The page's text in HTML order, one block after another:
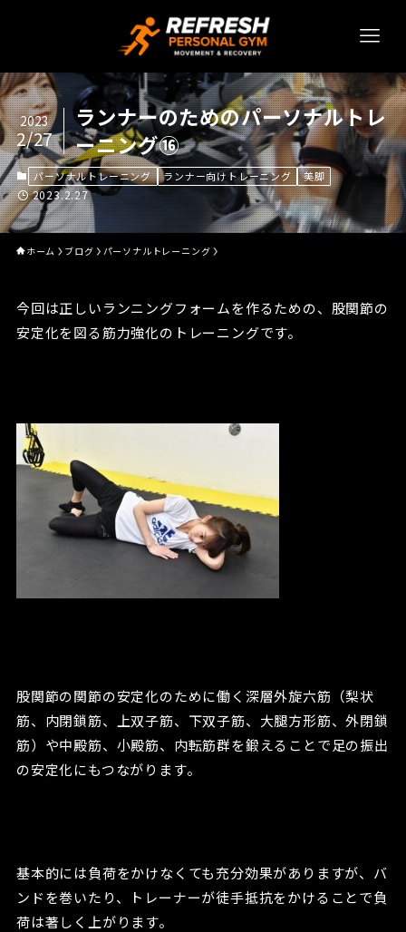
ランナーのためのパーソナルトレ
ーニング⑯
2023
2/27
パーソナルトレーニング ランナー向けトレーニング 美脚
2023.2.27
ホーム ブログ パーソナルトレーニング
今回は正しいランニングフォームを作るための、股関節の
安定化を図る筋力強化のトレーニングです。
股関節の関節の安定化のために働く深層外旋六筋（梨状
筋、内閉鎖筋、上双子筋、下双子筋、大腿方形筋、外閉鎖
筋）や中殿筋、小殿筋、内転筋群を鍛えることで足の振出
の安定化にもつながります。
基本的には負荷をかけなくても充分効果がありますが、バ
ンドを巻いたり、トレーナーが徒手抵抗をかけることで負
荷は著しく上がります。